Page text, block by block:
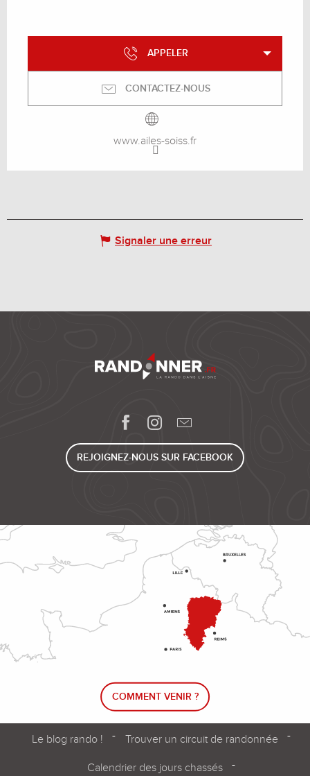
APPELER
CONTACTEZ-NOUS
www.ailes-soiss.fr
Signaler une erreur
REJOIGNEZ-NOUS SUR FACEBOOK
COMMENT VENIR ?
Le blog rando ! Trouver un circuit de randonnée
Calendrier des jours chassés